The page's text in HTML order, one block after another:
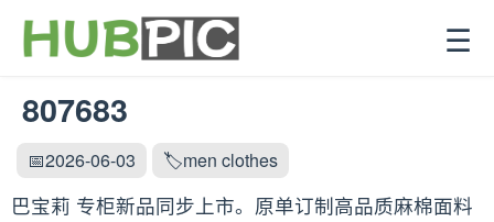
☰
807683
📅2026-06-03 🏷️men clothes
巴宝莉 专柜新品同步上市。原单订制高品质麻棉面料